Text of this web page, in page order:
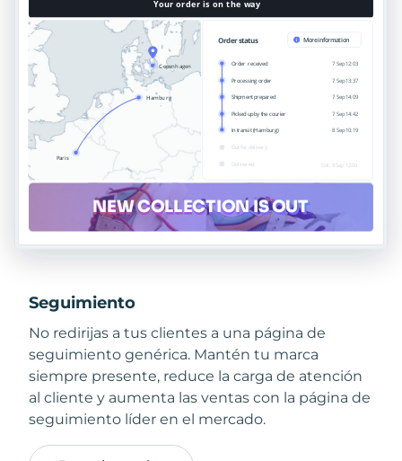
Seguimiento
No redirijas a tus clientes a una página de
seguimiento genérica. Mantén tu marca
siempre presente, reduce la carga de atención
al cliente y aumenta las ventas con la página de
seguimiento líder en el mercado.